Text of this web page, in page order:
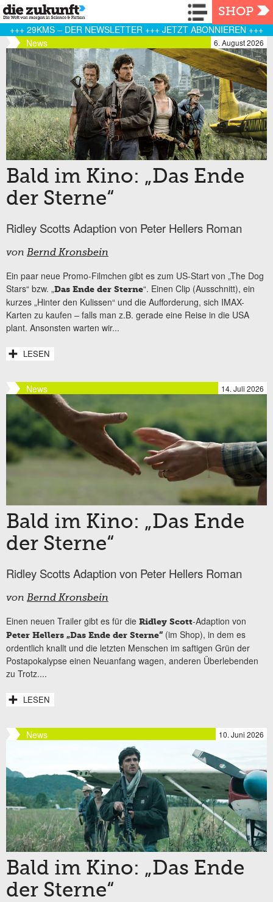
Navigation
SHOP
+++ 29KMS – DER NEWSLETTER +++ JETZT ABONNIEREN +++
News
6. August 2026
Bald im Kino: „Das Ende
der Sterne“
Ridley Scotts Adaption von Peter Hellers Roman
von Bernd Kronsbein
Ein paar neue Promo-Filmchen gibt es zum US-Start von „The Dog
Stars“ bzw. „Das Ende der Sterne“. Einen Clip (Ausschnitt), ein
kurzes „Hinter den Kulissen“ und die Aufforderung, sich IMAX-
Karten zu kaufen – falls man z.B. gerade eine Reise in die USA
plant. Ansonsten warten wir...
LESEN
News 14. Juli 2026
Bald im Kino: „Das Ende
der Sterne“
Ridley Scotts Adaption von Peter Hellers Roman
von Bernd Kronsbein
Einen neuen Trailer gibt es für die Ridley Scott-Adaption von
Peter Hellers „Das Ende der Sterne“ (im Shop), in dem es
ordentlich knallt und die letzten Menschen im saftigen Grün der
Postapokalypse einen Neuanfang wagen, anderen Überlebenden
zu Trotz....
LESEN
News 10. Juni 2026
Bald im Kino: „Das Ende
der Sterne“